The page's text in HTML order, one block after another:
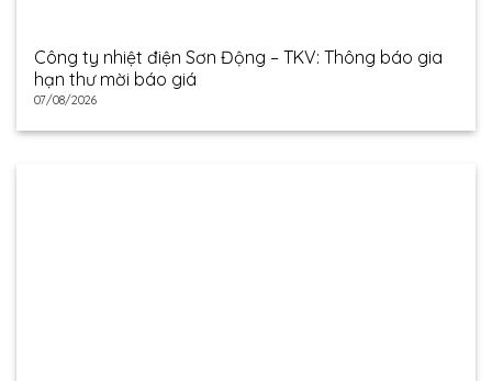
Công ty nhiệt điện Sơn Động – TKV: Thông báo gia
hạn thư mời báo giá
07/08/2026